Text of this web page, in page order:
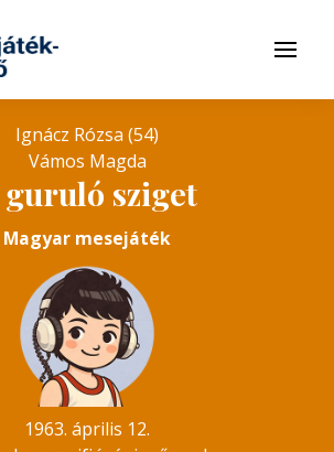
Menü
Ignácz Rózsa (54)
Vámos Magda
guruló sziget
Magyar mesejáték
1963. április 12.